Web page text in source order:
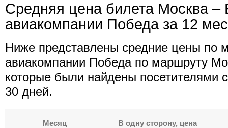
Средняя цена билета Москва –
авиакомпании Победа за 12
Ниже представлены средние цены по
авиакомпании Победа по маршруту
которые были найдены посетителями
30 дней.
Месяц В одну сторону, цена